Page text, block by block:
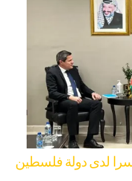
لدى دولة فلسطين